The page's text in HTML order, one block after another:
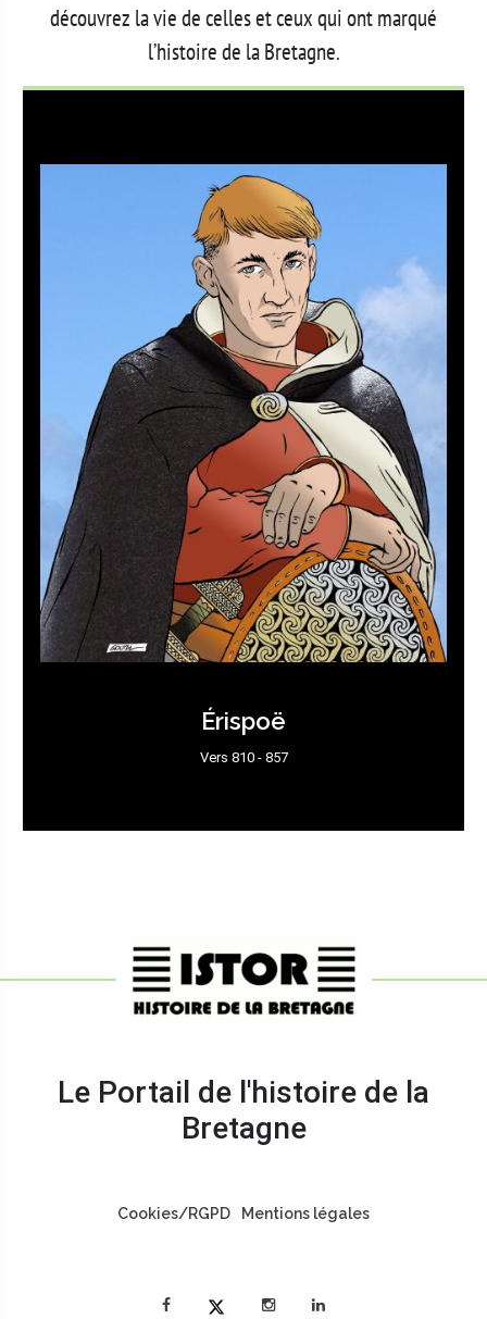
découvrez la vie de celles et ceux qui ont marqué
l’histoire de la Bretagne.
Érispoë
Vers 810 - 857
Le Portail de l'histoire de la
Bretagne
Cookies/RGPD Mentions légales